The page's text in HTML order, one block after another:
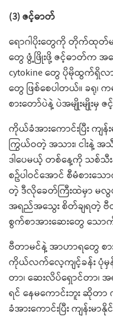
(3) ဇင့်ဓာတ်
ရောဂါပိုးတွေကို တိုက်ထုတ်
တွေ ဖွံ့ဖြိုးဖို့ ဇင့်ဓာတ်က အ
cytokine တွေ ပိုမိုထွက်ရှိလာပ
တွေ ဖြစ်စေပါတယ်။ ခရု၊ ကမ
စားတော်ပဲနဲ့ ပဲအမျိုးမျိုးမှ
ကိုယ်ခံအားကောင်းပြီး ကျန်
ကြွယ်ဝတဲ့ အသား၊ ငါးနဲ့ အသီ
ဒါပေမယ့် တစ်နေ့ကို သစ်သီး
စဥ်ပါဝင်အောင် စီမံစားသ
တဲ့ ဒီလိုခေတ်ကြီးထဲမှာ မ
အရည်အသွေး စိတ်ချရတဲ့ ဗီ
စွက်စာအားဆေးတွေ သေ
ဗီတာမင်နဲ့ အာဟာရတွေ စ
ကိုယ်လက်လေ့ကျင့်ခန်း ပုံမှ
တာ၊ ဆေးလိပ်ရှောင်တာ
ရင် နေမကောင်းဘူး ဆိုတ
ခံအားကောင်းပြီး ကျန်းမာ